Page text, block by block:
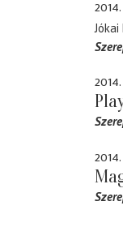
Jókai